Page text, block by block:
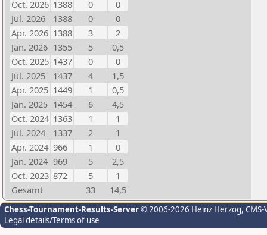
Oct. 2026 1388 0
0
Jul. 2026
1388 0
0
Apr. 2026 1388 3
2
Jan. 2026 1355 5
0,5
Oct. 2025 1437 0
0
Jul. 2025
1437 4
1,5
Apr. 2025 1449 1
0,5
Jan. 2025 1454 6
4,5
Oct. 2024 1363 1
1
Jul. 2024
1337 2
1
Apr. 2024 966 1
0
Jan. 2024 969 5
2,5
Oct. 2023 872 5
1
Gesamt
33 14,5
Chess-Tournament-Results-Server© 2006-2026 Heinz Herzog,
Legal details/Terms of use